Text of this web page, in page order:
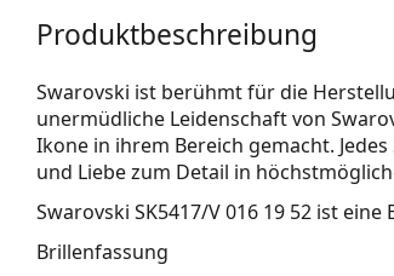
Produktbeschreibung
Swarovski ist berühmt für die
unermüdliche Leidenschaft von
Ikone in ihrem Bereich gemacht.
und Liebe zum Detail in
Swarovski SK5417/V 016 19 52 ist eine
Brillenfassung